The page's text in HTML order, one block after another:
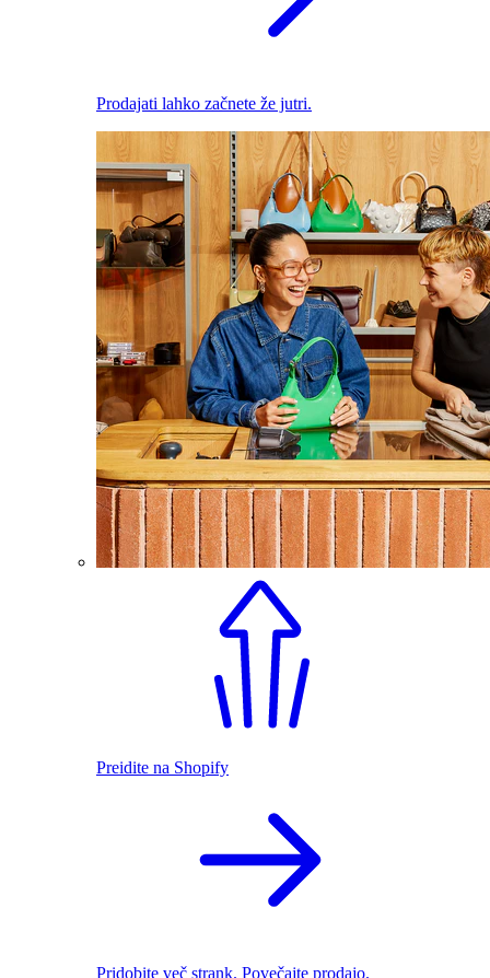
Prodajati lahko začnete že jutri.
Preidite na Shopify
Pridobite več strank. Povečajte prodajo.